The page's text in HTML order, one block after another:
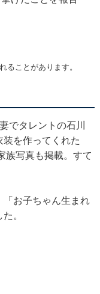
ことがあります。
でタレントの石川
を作ってくれた
族写真も掲載。すて
お子ちゃん生まれ
。